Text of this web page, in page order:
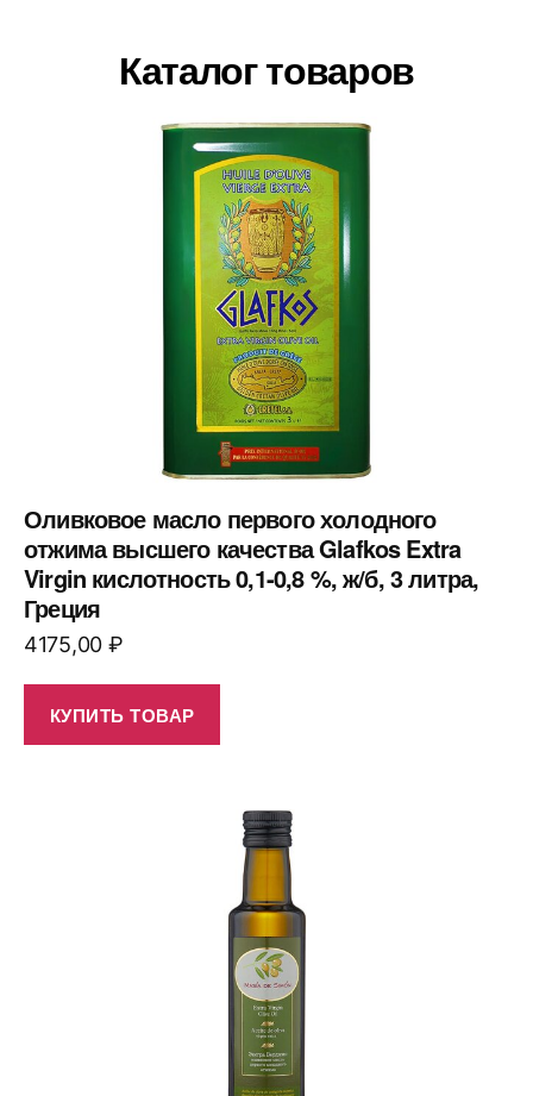
Каталог товаров
Оливковое масло первого холодного
отжима высшего качества Glafkos Extra
Virgin кислотность 0,1-0,8 %, ж/б, 3 литра,
Греция
4175,00 ₽
КУПИТЬ ТОВАР